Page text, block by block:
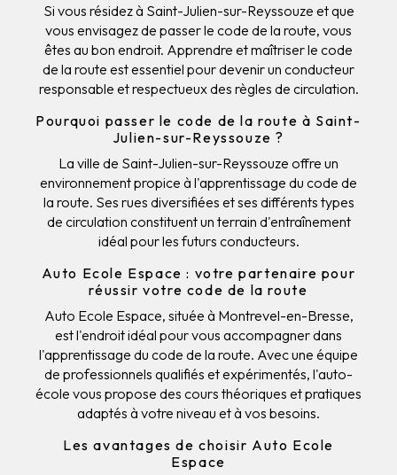
Si vous résidez à Saint-Julien-sur-Reyssouze et que
vous envisagez de passer le code de la route, vous
êtes au bon endroit. Apprendre et maîtriser le code
de la route est essentiel pour devenir un conducteur
responsable et respectueux des règles de circulation.
Pourquoi passer le code de la route à Saint-
Julien-sur-Reyssouze ?
La ville de Saint-Julien-sur-Reyssouze offre un
environnement propice à l'apprentissage du code de
la route. Ses rues diversifiées et ses différents types
de circulation constituent un terrain d'entraînement
idéal pour les futurs conducteurs.
Auto Ecole Espace : votre partenaire pour
réussir votre code de la route
Auto Ecole Espace, située à Montrevel-en-Bresse,
est l'endroit idéal pour vous accompagner dans
l'apprentissage du code de la route. Avec une équipe
de professionnels qualifiés et expérimentés, l'auto-
école vous propose des cours théoriques et pratiques
adaptés à votre niveau et à vos besoins.
Les avantages de choisir Auto Ecole
Espace